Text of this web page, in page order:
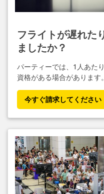
フライトが遅れた
ましたか？
パーティーでは、1人あた
資格がある場合があります。
今すぐ請求してください